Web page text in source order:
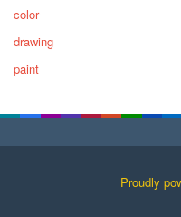
color
drawing
paint
Proudly